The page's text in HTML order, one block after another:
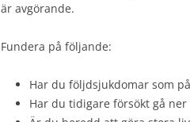
är avgörande.
Fundera på följande:
Har du följdsjukdomar som
Har du tidigare försökt gå